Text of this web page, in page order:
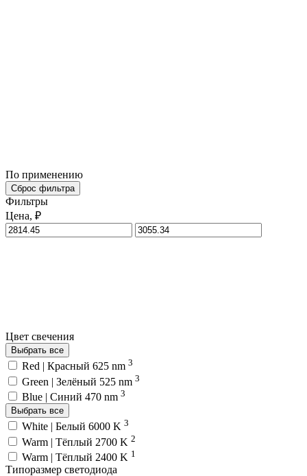
По применению
Сброс фильтра
Фильтры
Цена, ₽
Цвет свечения
Выбрать все
Red | Красный 625 nm 3
Green | Зелёный 525 nm 3
Blue | Синий 470 nm 3
Выбрать все
White | Белый 6000 K 3
Warm | Тёплый 2700 K 2
Warm | Тёплый 2400 K 1
Типоразмер светодиода